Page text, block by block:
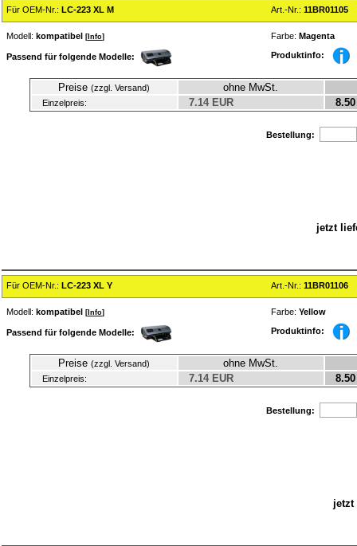
Für OEM-Nr.: LC-223 XL M Art.-Nr.: 11BR01105
Modell: kompatibel [ Info] Farbe: Magenta
Passend für folgende Modelle: Produktinfo:
Preise (zzgl. Versand) ohne MwSt.
Einzelpreis: 7.14 EUR 8.50
Bestellung:
jetzt
Für OEM-Nr.: LC-223 XL Y Art.-Nr.: 11BR01106
Modell: kompatibel [ Info] Farbe: Yellow
Passend für folgende Modelle: Produktinfo:
Preise (zzgl. Versand) ohne MwSt.
Einzelpreis: 7.14 EUR 8.50
Bestellung:
jetzt